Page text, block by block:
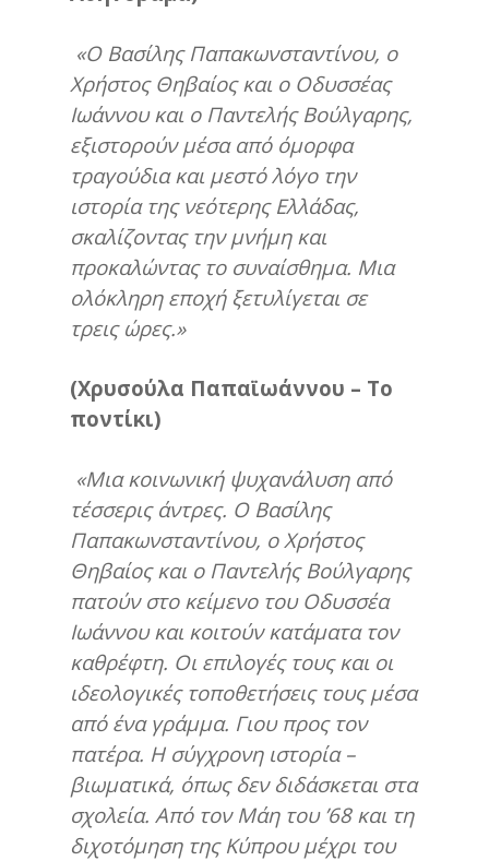
«OΒασίλης Παπακωνσταντίνου, ο
Χρήστος Θηβαίος και ο Οδυσσέας
Ιωάννου και ο Παντελής Βούλγαρης,
εξιστορούν μέσα από όμορφα
τραγούδια και μεστό λόγο την
ιστορία της νεότερης Ελλάδας,
σκαλίζοντας την μνήμη και
προκαλώντας το συναίσθημα. Μια
ολόκληρη εποχή ξετυλίγεται σε
τρεις ώρες.»
(Χρυσούλα Παπαϊωάννου – Το
ποντίκι)
«Μια κοινωνική ψυχανάλυση από
τέσσερις άντρες. Ο Βασίλης
Παπακωνσταντίνου, ο Χρήστος
Θηβαίος και ο Παντελής Βούλγαρης
πατούν στο κείμενο του Οδυσσέα
Ιωάννου και κοιτούν κατάματα τον
καθρέφτη. Οι επιλογές τους και οι
ιδεολογικές τοποθετήσεις τους μέσα
από ένα γράμμα. Γιου προς τον
πατέρα. Η σύγχρονη ιστορία –
βιωματικά, όπως δεν διδάσκεται στα
σχολεία. Από τον Μάη του ’68 και τη
διχοτόμηση της Κύπρου μέχρι του